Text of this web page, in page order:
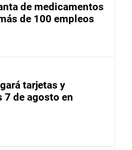
de medicamentos
de 100 empleos
tarjetas y
7 de agosto en